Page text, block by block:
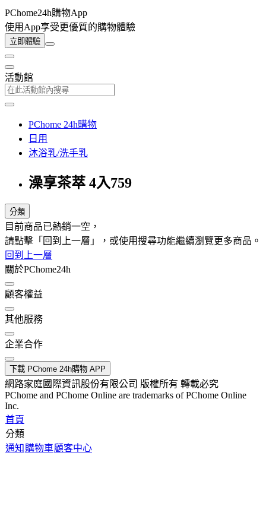
PChome24h購物App
使用App享受更優質的購物體驗
立即體驗
活動館
PChome 24h購物
日用
沐浴乳/洗手乳
澡享茶萃 4入759
分類
目前商品已熱銷一空，
請點擊「回到上一層」，或使用搜尋功能繼續瀏覽更多商品。
回到上一層
關於PChome24h
顧客權益
其他服務
企業合作
下載 PChome 24h購物 APP
網路家庭國際資訊股份有限公司 版權所有 轉載必究
PChome and PChome Online are trademarks of PChome Online
Inc.
首頁
分類
通知 購物車顧客中心